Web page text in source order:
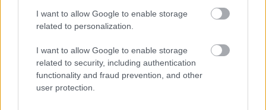
I want to allow Google to enable storage
related to personalization.
I want to allow Google to enable storage
related to security, including authentication
functionality and fraud prevention, and other
user protection.
CÍMKÉK: #MAGYAR FOCI #LÉGIÓSOK
#BELGIUM
#VANCSA ZALÁN
#LOMMEL
Autópiac